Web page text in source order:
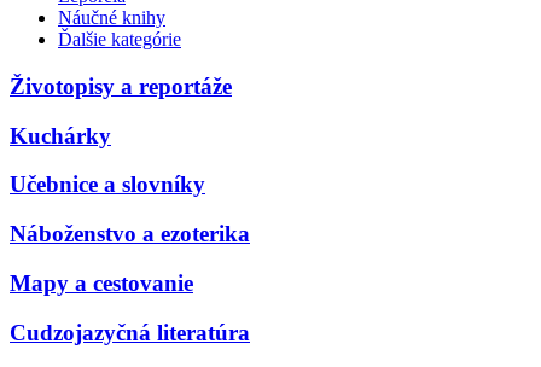
Náučné knihy
Ďalšie kategórie
Životopisy a reportáže
Kuchárky
Učebnice a slovníky
Náboženstvo a ezoterika
Mapy a cestovanie
Cudzojazyčná literatúra